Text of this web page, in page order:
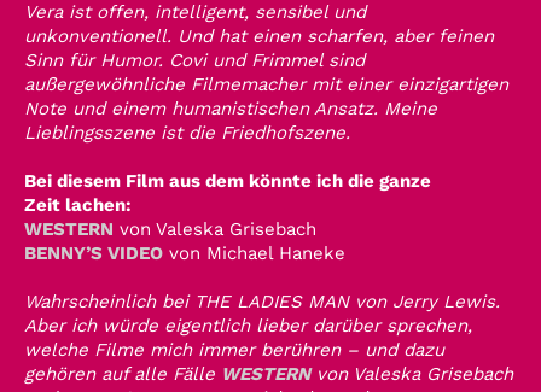
Vera ist offen, intelligent, sensibel und
unkonventionell. Und hat einen scharfen, aber feinen
Sinn für Humor. Covi und Frimmel sind
außergewöhnliche Filmemacher mit einer einzigartigen
Note und einem humanistischen Ansatz. Meine
Lieblingsszene ist die Friedhofszene.
Bei diesem Film aus dem könnte ich die ganze
Zeit lachen:
WESTERN von Valeska Grisebach
BENNY’S VIDEO von Michael Haneke
Wahrscheinlich bei THE LADIES MAN von Jerry Lewis.
Aber ich würde eigentlich lieber darüber sprechen,
welche Filme mich immer berühren – und dazu
gehören auf alle Fälle WESTERNvon Valeska Grisebach